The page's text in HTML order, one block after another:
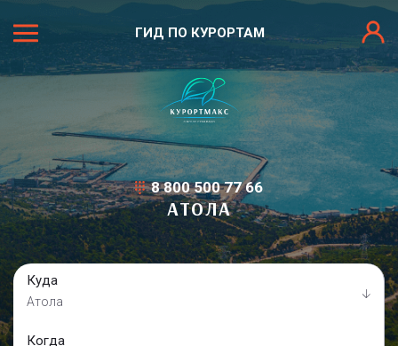
ГИД ПО КУРОРТАМ
8 800 500 77 66
АТОЛА
Куда
Атола
Когда